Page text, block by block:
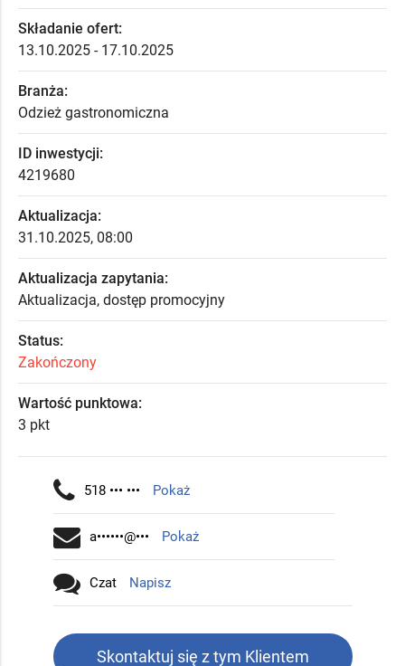
Składanie ofert:
13.10.2025 - 17.10.2025
Branża:
Odzież gastronomiczna
ID inwestycji:
4219680
Aktualizacja:
31.10.2025, 08:00
Aktualizacja zapytania:
Aktualizacja, dostęp promocyjny
Status:
Zakończony
Wartość punktowa:
3 pkt
518 ••• ••• Pokaż
a••••••@••• Pokaż
Czat Napisz
Skontaktuj się z tym Klientem